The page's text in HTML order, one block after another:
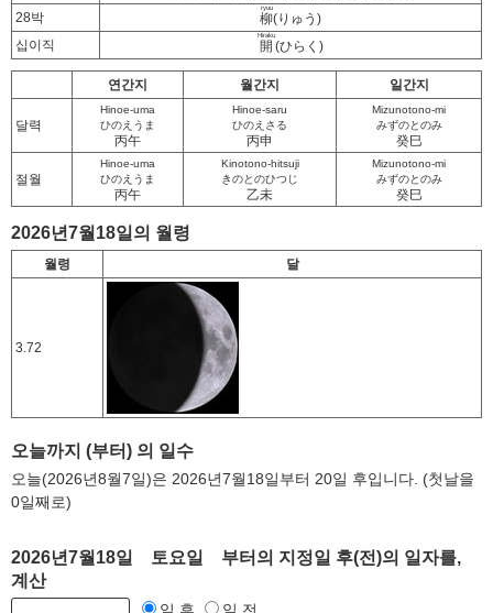
28박
柳
ryuu
(りゅう)
십이직
開
Hiraku
(ひらく)
연간지 월간지 일간지
달력
Hinoe-uma
ひのえうま
丙午
Hinoe-saru
ひのえさる
丙申
Mizunotono-mi
みずのとのみ
癸巳
절월
Hinoe-uma
ひのえうま
丙午
Kinotono-hitsuji
きのとのひつじ
乙未
Mizunotono-mi
みずのとのみ
癸巳
2026년7월18일의 월령
월령 달
3.72
오늘까지 (부터) 의 일수
오늘(2026년8월7일)은 2026년7월18일부터 20일 후입니다. (첫날을
0일째로)
2026년7월18일 토요일 부터의 지정일 후(전)의 일자를,
계산